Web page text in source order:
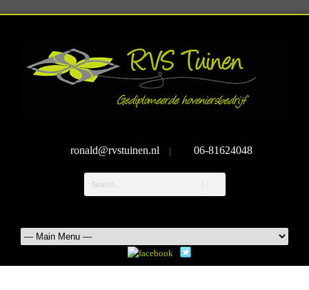
ronald@rvstuinen.nl | 06-81624048